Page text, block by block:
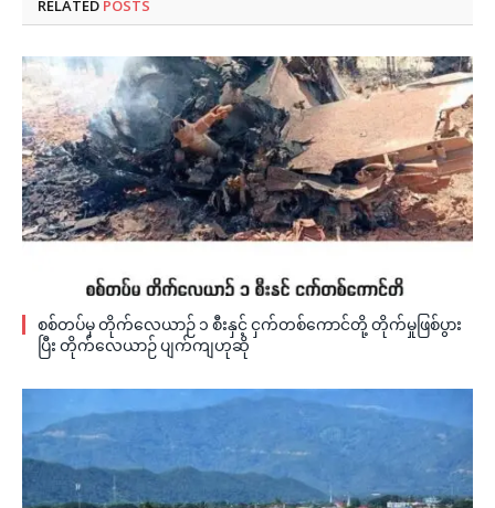
RELATED POSTS
စစ်တပ်မှ တိုက်လေယာဉ် ၁ စီးနှင့် ငှက်တစ်ကောင်တို့ တိုက်မှုဖြစ်ပွား
ပြီး တိုက်လေယာဉ် ပျက်ကျဟုဆို